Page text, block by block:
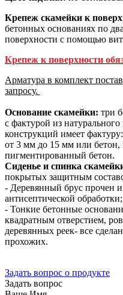
Крепеж скамейки к
бетонных основаниях по
поверхности с помощью
Крепеж к поверхности
Арматура в комплект
запросу.
Основание скамейки: три
с фактурой из
конструкций имеет
от 3 мм до 15 мм или
пигментированный бетон.
Сиденье и спинка
покрытых защитным
- Деревянный брус прочен и
антисептической обработки;
- Тонкие бетонные
квадратным отверстием,
деревянных реек- все
прохожих.
Задать вопрос о продукте
Задать вопрос